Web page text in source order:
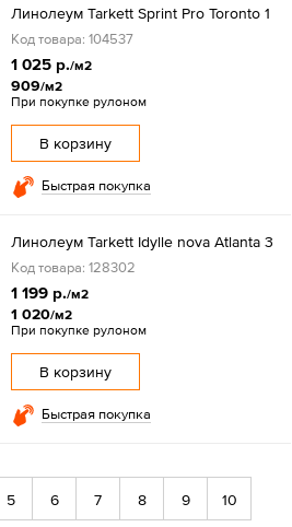
Линолеум Tarkett Sprint Pro Toronto 1
Код товара: 104537
1 025 р./м2
909/м2
При покупке рулоном
В корзину
Быстрая покупка
Линолеум Tarkett Idylle nova Atlanta 3
Код товара: 128302
1 199 р./м2
1 020/м2
При покупке рулоном
В корзину
Быстрая покупка
5 6 7 8 9 10